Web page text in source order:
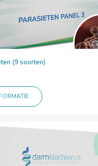
(9 soorten)